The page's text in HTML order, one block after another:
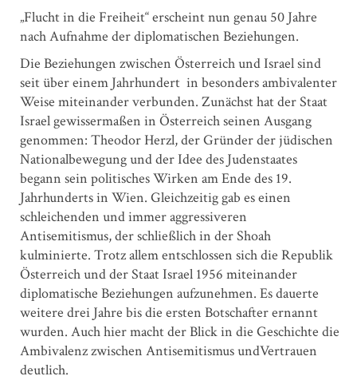
„Flucht in die Freiheit“ erscheint nun genau 50 Jahre
nach Aufnahme der diplomatischen Beziehungen.
Die Beziehungen zwischen Österreich und Israel sind
seit über einem Jahrhundert in besonders ambivalenter
Weise miteinander verbunden. Zunächst hat der Staat
Israel gewissermaßen in Österreich seinen Ausgang
genommen: Theodor Herzl, der Gründer der jüdischen
Nationalbewegung und der Idee des Judenstaates
begann sein politisches Wirken am Ende des 19.
Jahrhunderts in Wien. Gleichzeitig gab es einen
schleichenden und immer aggressiveren
Antisemitismus, der schließlich in der Shoah
kulminierte. Trotz allem entschlossen sich die Republik
Österreich und der Staat Israel 1956 miteinander
diplomatische Beziehungen aufzunehmen. Es dauerte
weitere drei Jahre bis die ersten Botschafter ernannt
wurden. Auch hier macht der Blick in die Geschichte die
Ambivalenz zwischen Antisemitismus undVertrauen
deutlich.